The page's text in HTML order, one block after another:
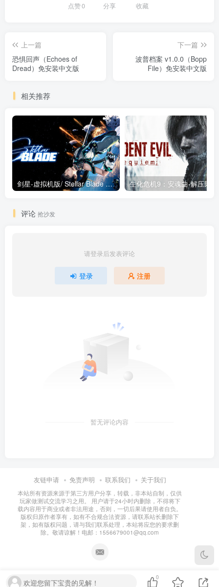
点赞0 分享 收藏
上一篇
恐惧回声（Echoes of
Dread）免安装中文版
下一篇
波普档案 v1.0.0（Bopp
File）免安装中文版
相关推荐
剑星-虚拟机版/ Stellar Blade v1.4.1|Build.19963153 终极版新补丁 送修改器 免安装中文版
评论 抢沙发
请登录后发表评论
登录 注册
暂无评论内容
友链申请 免责声明 联系我们 关于我们
本站所有资源来源于第三方用户分享，转载，非本站自制，仅供
玩家做测试交流学习之用。 用户请于24小时内删除，不得将下
载内容用于商业或者非法用途，否则，一切后果请使用者自负。
版权归原作者享有，如有不合规合法资源，请联系站长删除下
架，如有版权问题，请与我们联系处理，本站将应您的要求删
除。敬请谅解！电邮：1556679001@qq.com
欢迎您留下宝贵的见解！
0